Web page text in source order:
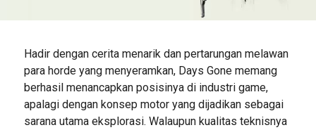
Hadir dengan cerita menarik dan pertarungan melawan
para horde yang menyeramkan, Days Gone memang
berhasil menancapkan posisinya di industri game,
apalagi dengan konsep motor yang dijadikan sebagai
sarana utama eksplorasi. Walaupun kualitas teknisnya